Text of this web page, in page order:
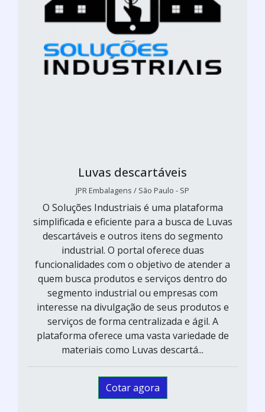
Luvas descartáveis
JPR Embalagens / São Paulo - SP
O Soluções Industriais é uma plataforma
simplificada e eficiente para a busca de Luvas
descartáveis e outros itens do segmento
industrial. O portal oferece duas
funcionalidades com o objetivo de atender a
quem busca produtos e serviços dentro do
segmento industrial ou empresas com
interesse na divulgação de seus produtos e
serviços de forma centralizada e ágil. A
plataforma oferece uma vasta variedade de
materiais como Luvas descartá...
Cotar agora